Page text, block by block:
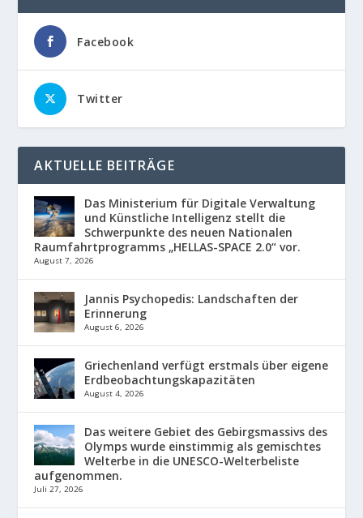
Facebook
Twitter
AKTUELLE BEITRÄGE
Das Ministerium für Digitale Verwaltung
und Künstliche Intelligenz stellt die
Schwerpunkte des neuen Nationalen
Raumfahrtprogramms „HELLAS-SPACE 2.0“ vor.
August 7, 2026
Jannis Psychopedis: Landschaften der
Erinnerung
August 6, 2026
Griechenland verfügt erstmals über eigene
Erdbeobachtungskapazitäten
August 4, 2026
Das weitere Gebiet des Gebirgsmassivs des
Olymps wurde einstimmig als gemischtes
Welterbe in die UNESCO-Welterbeliste
aufgenommen.
Juli 27, 2026